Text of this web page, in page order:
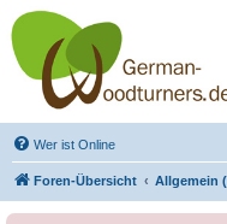
Drechseln und
Kunsthandwerk -
German-
*Forum Sauerland*
Der Treffpunkt für Drechsler und
Wer ist Online
Foren-Übersicht Allgemein